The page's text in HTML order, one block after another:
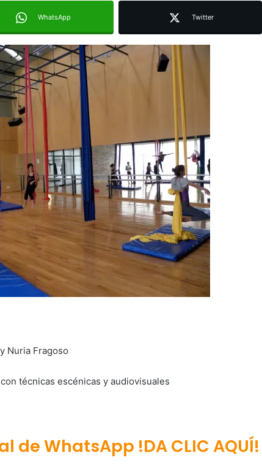
WhatsApp Twitter
Fragoso
técnicas escénicas y audiovisuales
de WhatsApp !DA CLIC AQUÍ!